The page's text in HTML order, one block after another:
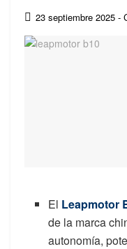
23 septiembre 2025 -
El Leapmotor
de la marca
autonomía,